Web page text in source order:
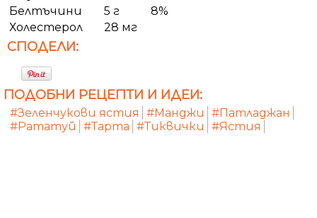
Белтъчини
5 г
8%
Холестерол
28 мг
СПОДЕЛИ:
ПОДОБНИ РЕЦЕПТИ И ИДЕИ:
#Зеленчукови ястия #Манджи
#Патладжан
#Рататуй
#Тарта #Тиквички #Ястия